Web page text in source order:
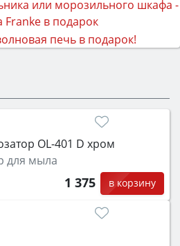
OL-401 D хром
для мыла
1 375 в корзину